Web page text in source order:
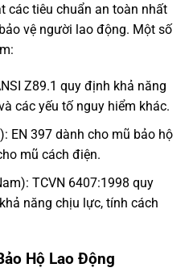
các tiêu chuẩn an toàn nhất
vệ người lao động. Một số
Z89.1 quy định khả năng
các yếu tố nguy hiểm khác.
EN 397 dành cho mũ bảo hộ
mũ cách điện.
TCVN 6407:1998 quy
năng chịu lực, tính cách
Hộ Lao Động